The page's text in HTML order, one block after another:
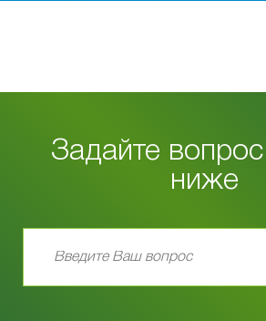
Задайте
ниже